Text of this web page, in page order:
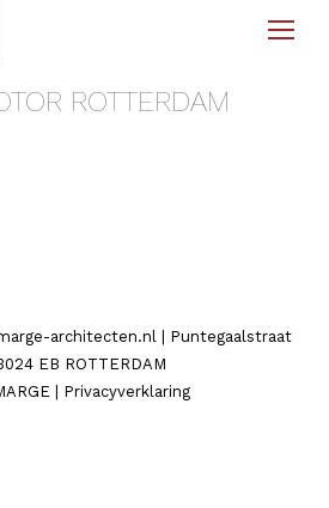
ROTTERDAM
architecten.nl | Puntegaalstraat
EB ROTTERDAM
| Privacyverklaring